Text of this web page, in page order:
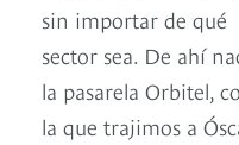
sin importar de qué
sector sea. De ahí
la pasarela Orbitel,
la que trajimos a